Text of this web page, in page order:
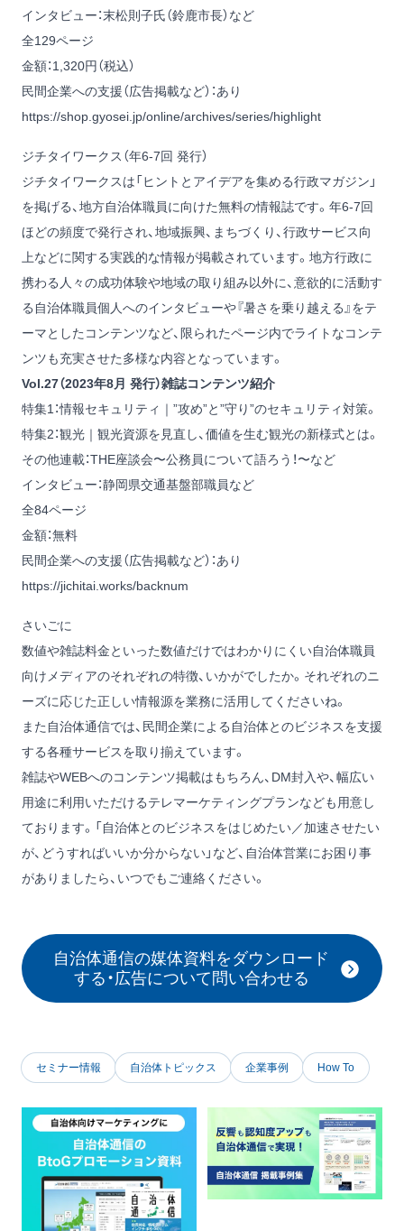
インタビュー：末松則子氏（鈴鹿市長）など
全129ページ
金額：1,320円（税込）
民間企業への支援（広告掲載など）：あり
https://shop.gyosei.jp/online/archives/series/highlight
ジチタイワークス（年6-7回 発行）
ジチタイワークスは「ヒントとアイデアを集める行政マガジン」
を掲げる、地方自治体職員に向けた無料の情報誌です。年6-7回
ほどの頻度で発行され、地域振興、まちづくり、行政サービス向
上などに関する実践的な情報が掲載されています。地方行政に
携わる人々の成功体験や地域の取り組み以外に、意欲的に活動す
る自治体職員個人へのインタビューや『暑さを乗り越える』をテ
ーマとしたコンテンツなど、限られたページ内でライトなコンテ
ンツも充実させた多様な内容となっています。
Vol.27（2023年8月 発行）雑誌コンテンツ紹介
特集1：情報セキュリティ｜”攻め”と”守り”のセキュリティ対策。
特集2：観光｜観光資源を見直し、価値を生む観光の新様式とは。
その他連載：THE座談会〜公務員について語ろう！〜など
インタビュー：静岡県交通基盤部職員など
全84ページ
金額：無料
民間企業への支援（広告掲載など）：あり
https://jichitai.works/backnum
さいごに
数値や雑誌料金といった数値だけではわかりにくい自治体職員
向けメディアのそれぞれの特徴、いかがでしたか。それぞれのニ
ーズに応じた正しい情報源を業務に活用してくださいね。
また自治体通信では、民間企業による自治体とのビジネスを支援
する各種サービスを取り揃えています。
雑誌やWEBへのコンテンツ掲載はもちろん、DM封入や、幅広い
用途に利用いただけるテレマーケティングプランなども用意し
ております。「自治体とのビジネスをはじめたい／加速させたい
が、どうすればいいか分からない」など、自治体営業にお困り事
がありましたら、いつでもご連絡ください。
自治体通信の媒体資料をダウンロード
する・広告について問い合わせる
セミナー情報 自治体トピックス 企業事例 How To